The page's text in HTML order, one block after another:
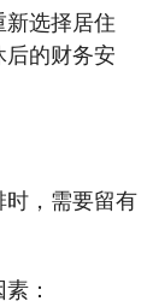
选择居住
的财务安
，需要留有
：